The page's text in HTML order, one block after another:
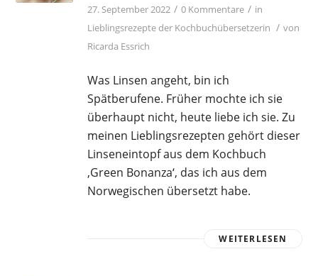
27. September 2022 / 0 Kommentare / in
Lieblingsrezepte der Kochbuchübersetzerin / von
Ricarda Essrich
Was Linsen angeht, bin ich
Spätberufene. Früher mochte ich sie
überhaupt nicht, heute liebe ich sie. Zu
meinen Lieblingsrezepten gehört dieser
Linseneintopf aus dem Kochbuch
‚Green Bonanza‘, das ich aus dem
Norwegischen übersetzt habe.
WEITERLESEN